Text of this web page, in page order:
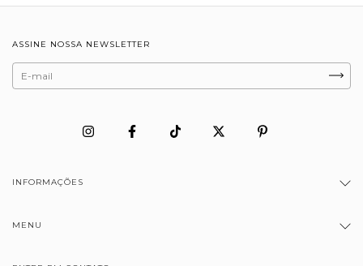
ASSINE NOSSA NEWSLETTER
INFORMAÇÕES
MENU